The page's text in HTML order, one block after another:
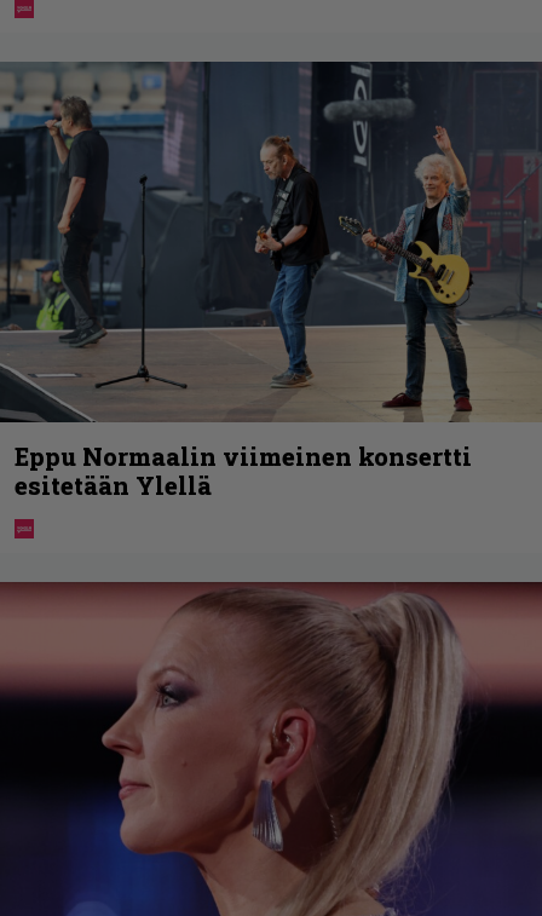
Eppu Normaalin viimeinen konsertti
esitetään Ylellä